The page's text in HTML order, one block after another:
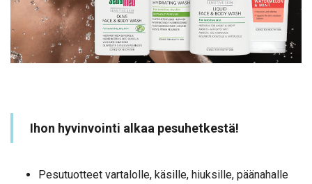
Ihon hyvinvointi alkaa pesuhetkestä!
Pesutuotteet vartalolle, käsille, hiuksille, päänahalle